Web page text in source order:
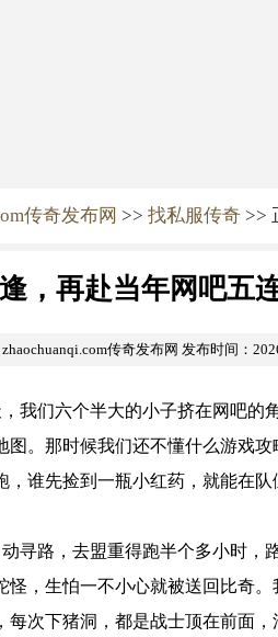
传奇发布网 >> 找私服传奇 >>
，再赴当年网吧五
传奇发布网 发布时间：
我们六个半大的小子挤在网吧的
图。那时候我们还不懂什么游戏
谁先捡到一瓶小红药，就能在队
寻路，去盟重得跑半个多小时，
怪，生怕一不小心就被送回比奇
每次下猪洞，都是战士顶在前面